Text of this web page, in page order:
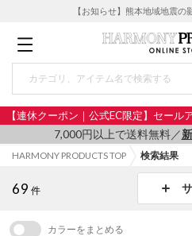
【お知らせ】熊本地域地震の
【連休クーポン｜公式EC限定】セール
7,000円以上で送料無料／
HARMONY PRODUCTS TOP 検索結果
69 件
カラーをまとめる